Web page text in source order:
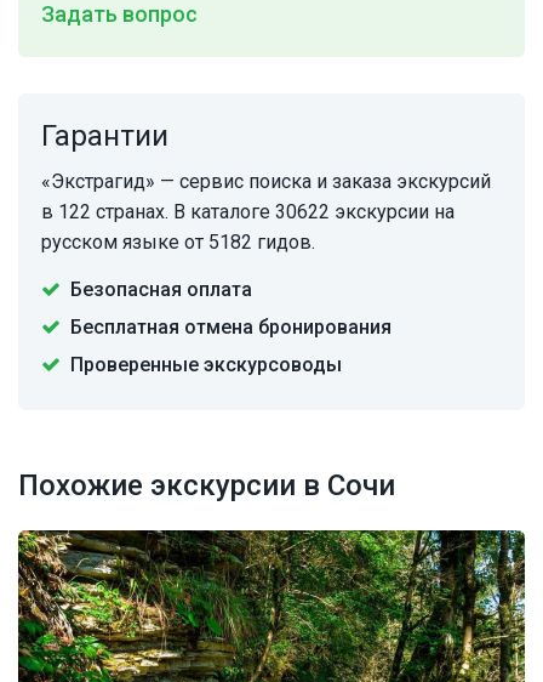
Задать вопрос
Гарантии
«Экстрагид» — сервис поиска и заказа экскурсий
в 122 странах. В каталоге 30622 экскурсии на
русском языке от 5182 гидов.
Безопасная оплата
Бесплатная отмена бронирования
Проверенные экскурсоводы
Похожие экскурсии в Сочи